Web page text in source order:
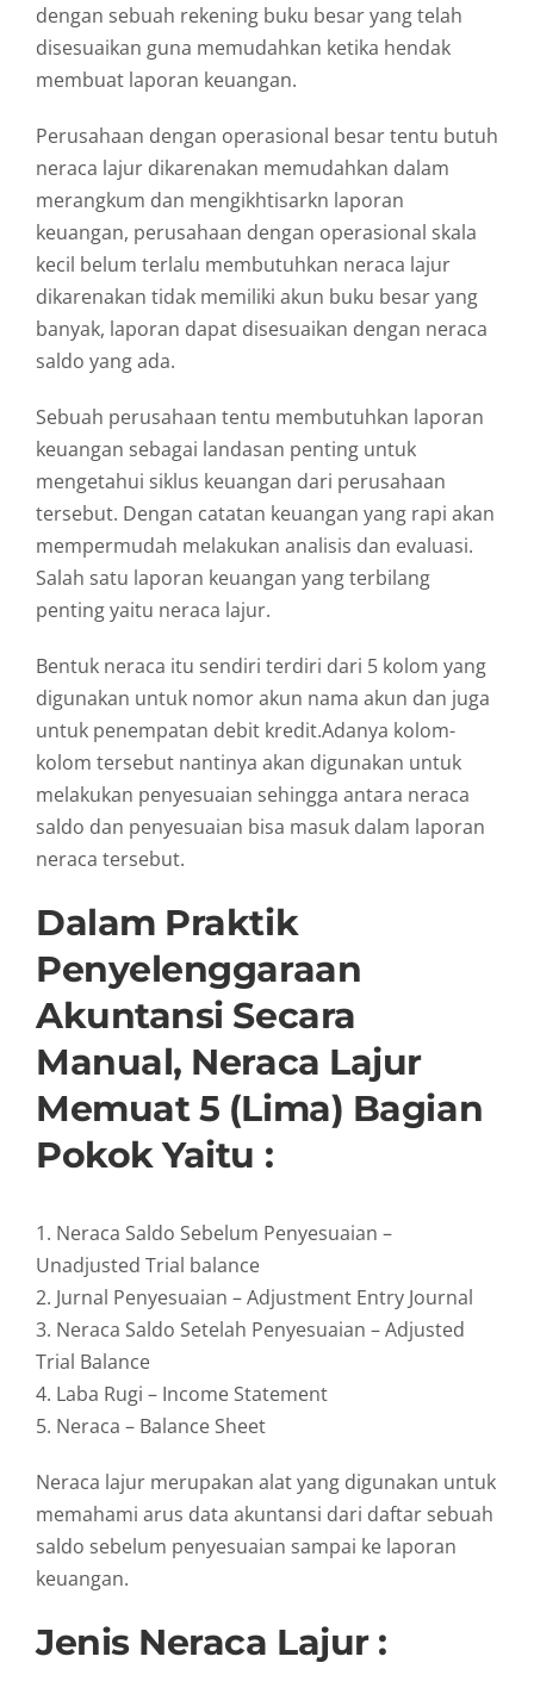
dengan sebuah rekening buku besar yang telah
disesuaikan guna memudahkan ketika hendak
membuat laporan keuangan.
Perusahaan dengan operasional besar tentu butuh
neraca lajur dikarenakan memudahkan dalam
merangkum dan mengikhtisarkn laporan
keuangan, perusahaan dengan operasional skala
kecil belum terlalu membutuhkan neraca lajur
dikarenakan tidak memiliki akun buku besar yang
banyak, laporan dapat disesuaikan dengan neraca
saldo yang ada.
Sebuah perusahaan tentu membutuhkan laporan
keuangan sebagai landasan penting untuk
mengetahui siklus keuangan dari perusahaan
tersebut. Dengan catatan keuangan yang rapi akan
mempermudah melakukan analisis dan evaluasi.
Salah satu laporan keuangan yang terbilang
penting yaitu neraca lajur.
Bentuk neraca itu sendiri terdiri dari 5 kolom yang
digunakan untuk nomor akun nama akun dan juga
untuk penempatan debit kredit.Adanya kolom-
kolom tersebut nantinya akan digunakan untuk
melakukan penyesuaian sehingga antara neraca
saldo dan penyesuaian bisa masuk dalam laporan
neraca tersebut.
Dalam Praktik
Penyelenggaraan
Akuntansi Secara
Manual, Neraca Lajur
Memuat 5 (lima) Bagian
Pokok Yaitu :
1. Neraca Saldo Sebelum Penyesuaian –
Unadjusted Trial balance
2. Jurnal Penyesuaian – Adjustment Entry Journal
3. Neraca Saldo Setelah Penyesuaian – Adjusted
Trial Balance
4. Laba Rugi – Income Statement
5. Neraca – Balance Sheet
Neraca lajur merupakan alat yang digunakan untuk
memahami arus data akuntansi dari daftar sebuah
saldo sebelum penyesuaian sampai ke laporan
keuangan.
Jenis Neraca Lajur :